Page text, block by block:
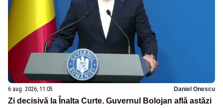
6 aug. 2026, 11:05 Daniel Onescu
Zi decisivă la Înalta Curte. Guvernul Bolojan află astăzi